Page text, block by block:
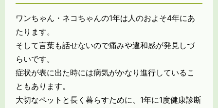
ワンちゃん・ネコちゃんの1年は人のおよそ4年にあ
たります。
そして言葉も話せないので痛みや違和感が発見しづ
らいです。
症状が表に出た時には病気がかなり進行しているこ
ともあります。
大切なペットと長く暮らすために、1年に1度健康診断